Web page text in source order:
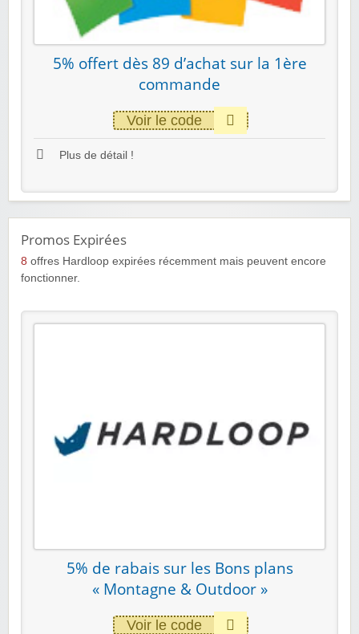
5% offert dès 89 d’achat sur la 1ère
commande
Voir le code
Plus de détail !
Promos Expirées
8 offres Hardloop expirées récemment mais peuvent encore
fonctionner.
5% de rabais sur les Bons plans
« Montagne & Outdoor »
Voir le code